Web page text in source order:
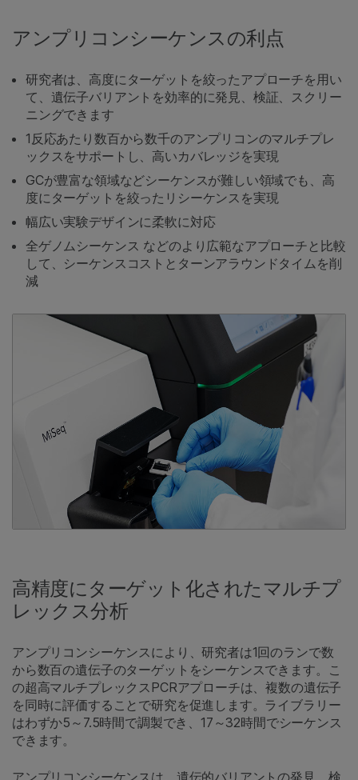
アンプリコンシーケンスの利点
研究者は、高度にターゲットを絞ったアプローチを用い
て、遺伝子バリアントを効率的に発見、検証、スクリー
ニングできます
1反応あたり数百から数千のアンプリコンのマルチプレ
ックスをサポートし、高いカバレッジを実現
GCが豊富な領域などシーケンスが難しい領域でも、高
度にターゲットを絞ったリシーケンスを実現
幅広い実験デザインに柔軟に対応
全ゲノムシーケンス などのより広範なアプローチと比較
して、シーケンスコストとターンアラウンドタイムを削
減
高精度にターゲット化されたマルチプ
レックス分析
アンプリコンシーケンスにより、研究者は1回のランで数
から数百の遺伝子のターゲットをシーケンスできます。こ
の超高マルチプレックスPCRアプローチは、複数の遺伝子
を同時に評価することで研究を促進します。ライブラリー
はわずか5～7.5時間で調製でき、17～32時間でシーケンス
できます。